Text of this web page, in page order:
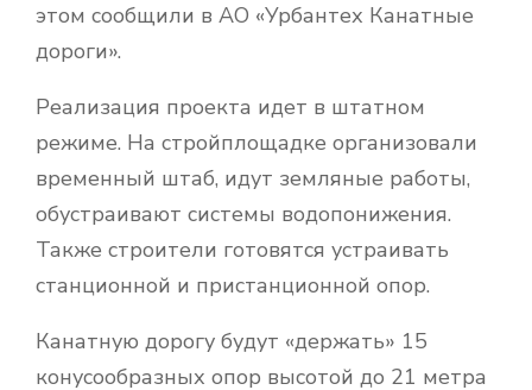
этом сообщили в АО «Урбантех Канатные
дороги».
Реализация проекта идет в штатном
режиме. На стройплощадке организовали
временный штаб, идут земляные работы,
обустраивают системы водопонижения.
Также строители готовятся устраивать
станционной и пристанционной опор.
Канатную дорогу будут «держать» 15
конусообразных опор высотой до 21 метра